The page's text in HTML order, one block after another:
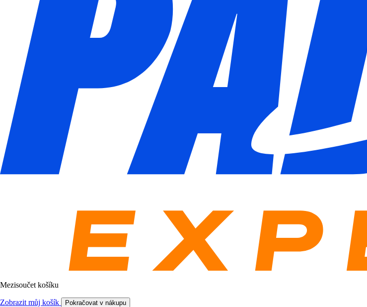
Mezisoučet košíku
Zobrazit můj košík Pokračovat v nákupu